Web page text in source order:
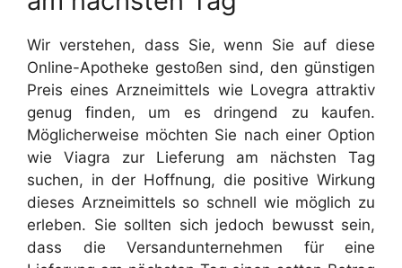
Wir verstehen, dass Sie, wenn Sie auf diese
Online-Apotheke gestoßen sind, den günstigen
Preis eines Arzneimittels wie Lovegra attraktiv
genug finden, um es dringend zu kaufen.
Möglicherweise möchten Sie nach einer Option
wie Viagra zur Lieferung am nächsten Tag
suchen, in der Hoffnung, die positive Wirkung
dieses Arzneimittels so schnell wie möglich zu
erleben. Sie sollten sich jedoch bewusst sein,
dass die Versandunternehmen für eine